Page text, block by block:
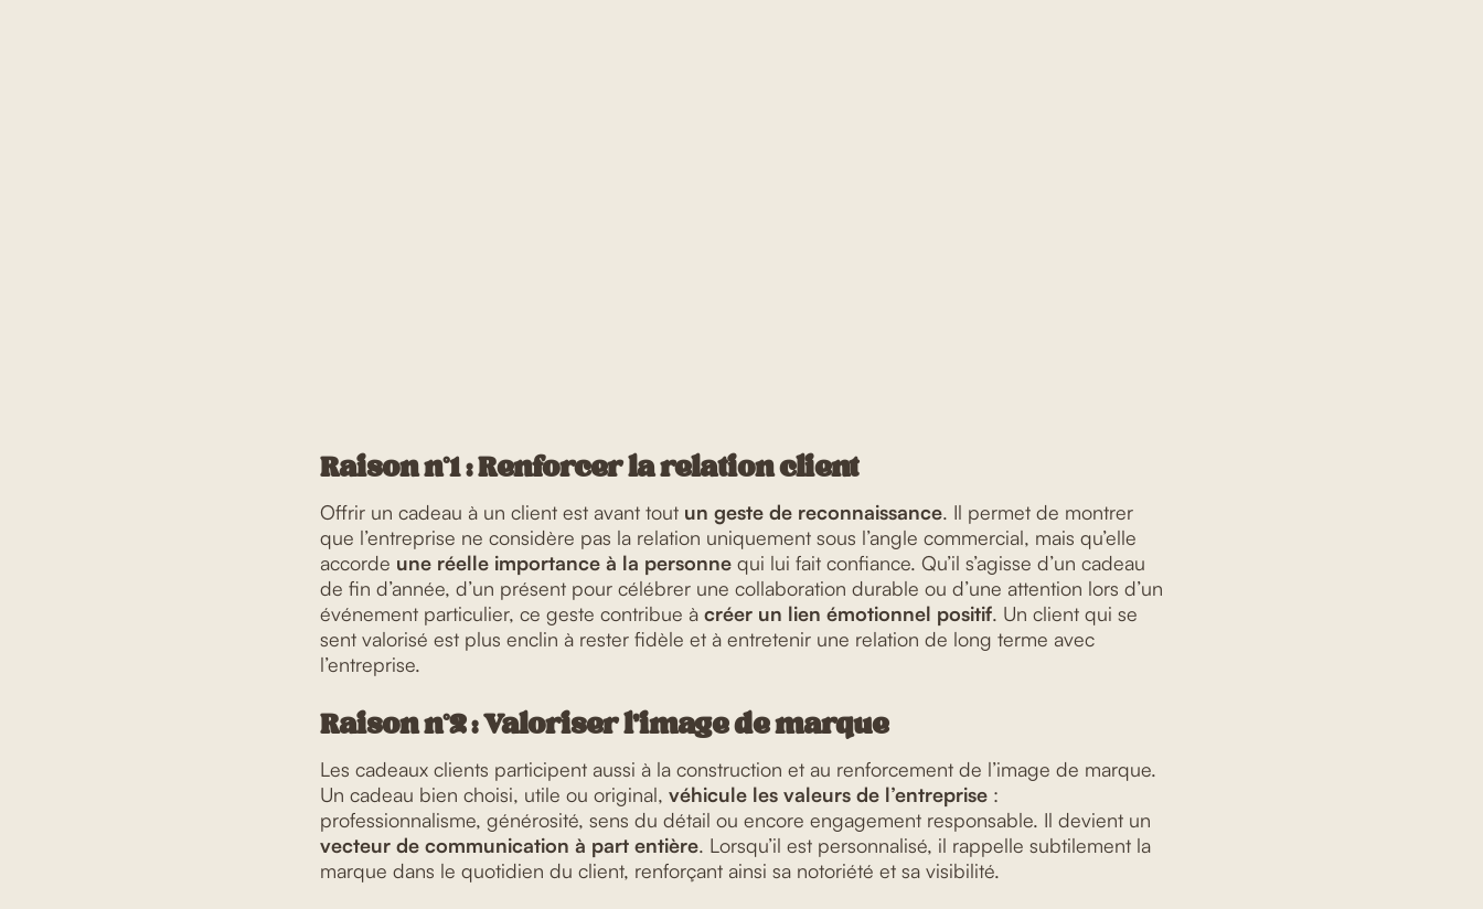
Raison n°1 : Renforcer la relation client
Offrir un cadeau à un client est avant tout un geste de reconnaissance. Il permet de montrer
que l’entreprise ne considère pas la relation uniquement sous l’angle commercial, mais qu’elle
accorde une réelle importance à la personne qui lui fait confiance. Qu’il s’agisse d’un cadeau
de fin d’année, d’un présent pour célébrer une collaboration durable ou d’une attention lors d’un
événement particulier, ce geste contribue à créer un lien émotionnel positif. Un client qui se
sent valorisé est plus enclin à rester fidèle et à entretenir une relation de long terme avec
l’entreprise.
Raison n°2 : Valoriser l’image de marque
Les cadeaux clients participent aussi à la construction et au renforcement de l’image de marque.
Un cadeau bien choisi, utile ou original, véhicule les valeurs de l’entreprise :
professionnalisme, générosité, sens du détail ou encore engagement responsable. Il devient un
vecteur de communication à part entière. Lorsqu’il est personnalisé, il rappelle subtilement la
marque dans le quotidien du client, renforçant ainsi sa notoriété et sa visibilité.